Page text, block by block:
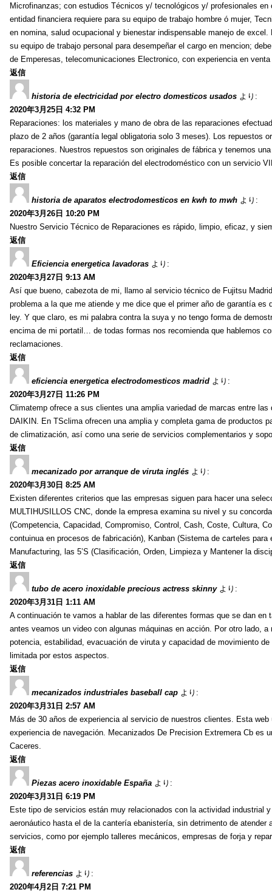
Microfinanzas; con estudios Técnicos y/ tecnológicos y/ profesionales
entidad financiera requiere para su equipo de trabajo hombre ó mujer,
en nomina, salud ocupacional y bienestar indispensable manejo de
su equipo de trabajo personal para desempeñar el cargo en mencion;
de Emperesas, telecomunicaciones Electronico, con experiencia en
返信
historia de electricidad por electro domesticos usados より:
2020年3月25日 4:32 PM
Reparaciones: los materiales y mano de obra de las reparaciones
plazo de 2 años (garantía legal obligatoria solo 3 meses). Los repuestos
reparaciones. Nuestros repuestos son originales de fábrica y tenemos
Es posible concertar la reparación del electrodoméstico con un servicio
返信
historia de aparatos electrodomesticos en kwh to mwh より:
2020年3月26日 10:20 PM
Nuestro Servicio Técnico de Reparaciones es rápido, limpio, eficaz, y
返信
Eficiencia energetica lavadoras より:
2020年3月27日 9:13 AM
Así que bueno, cabezota de mi, llamo al servicio técnico de Fujitsu
problema a la que me atiende y me dice que el primer año de garantía
ley. Y que claro, es mi palabra contra la suya y no tengo forma de
encima de mi portatil… de todas formas nos recomienda que hablemos
reclamaciones.
返信
eficiencia energetica electrodomesticos madrid より:
2020年3月27日 11:26 PM
Climatemp ofrece a sus clientes una amplia variedad de marcas entre
DAIKIN. En TSclima ofrecen una amplia y completa gama de productos
de climatización, así como una serie de servicios complementarios y
返信
mecanizado por arranque de viruta inglés より:
2020年3月30日 8:25 AM
Existen diferentes criterios que las empresas siguen para hacer una
MULTIHUSILLOS CNC, donde la empresa examina su nivel y su
(Competencia, Capacidad, Compromiso, Control, Cash, Coste, Cultura,
contuinua en procesos de fabricación), Kanban (Sistema de carteles
Manufacturing, las 5’S (Clasificación, Orden, Limpieza y Mantener la
返信
tubo de acero inoxidable precious actress skinny より:
2020年3月31日 1:11 AM
A continuación te vamos a hablar de las diferentes formas que se dan
antes veamos un video con algunas máquinas en acción. Por otro lado,
potencia, estabilidad, evacuación de viruta y capacidad de movimiento
limitada por estos aspectos.
返信
mecanizados industriales baseball cap より:
2020年3月31日 2:57 AM
Más de 30 años de experiencia al servicio de nuestros clientes. Esta
experiencia de navegación. Mecanizados De Precision Extremera Cb es
Caceres.
返信
Piezas acero inoxidable España より:
2020年3月31日 6:19 PM
Este tipo de servicios están muy relacionados con la actividad industrial
aeronáutico hasta el de la cantería ebanistería, sin detrimento de
servicios, como por ejemplo talleres mecánicos, empresas de forja y
返信
referencias より:
2020年4月2日 7:21 PM